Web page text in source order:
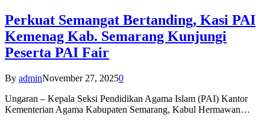
Perkuat Semangat Bertanding, Kasi PAI
Kemenag Kab. Semarang Kunjungi
Peserta PAI Fair
By adminNovember 27, 20250
Ungaran – Kepala Seksi Pendidikan Agama Islam (PAI) Kantor
Kementerian Agama Kabupaten Semarang, Kabul Hermawan…